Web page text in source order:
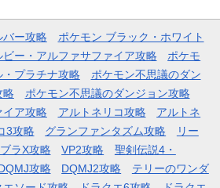
バー攻略
ポケモン ブラック・ホワイト
ー・アルファサファイア攻略
ポケモ
プラチナ攻略
ポケモン不思議のダン
略
ポケモン不思議のダンジョン攻略
イア攻略
アルトネリコ攻略
アルトネ
3攻略 グランファンタズム攻略
リー
ラX攻略 VP2攻略
聖剣伝説4・
攻略 DQMJ2攻略
テリーのワンダ